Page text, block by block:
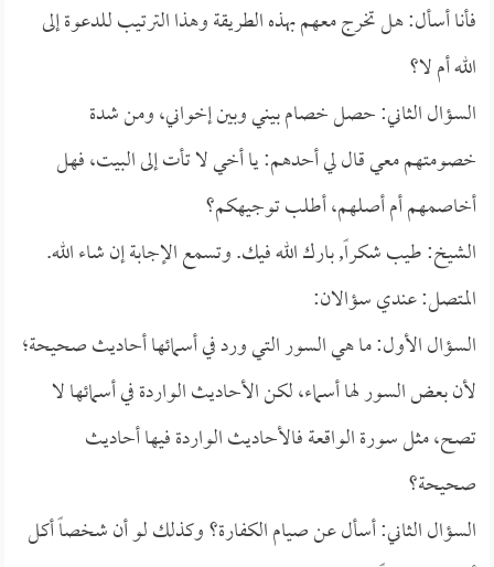
فأنا أسأل: هل تخرج معهم بهذه الطريقة وهذا الترتيب للدعوة إلى
الله أم لا؟
السؤال الثاني: حصل خصام بيني وبين إخواني، ومن شدة
خصومتهم معي قال لي أحدهم: يا أخي لا تأت إلى البيت، فهل
أخاصمهم أم أصلهم، أطلب توجيهكم؟
الشيخ: طيب شكراً, بارك الله فيك. وتسمع الإجابة إن شاء الله.
المتصل: عندي سؤالان:
السؤال الأول: ما هي السور التي ورد في أسمائها أحاديث صحيحة؛
لأن بعض السور لها أسماء، لكن الأحاديث الواردة في أسمائها لا
تصح، مثل سورة الواقعة فالأحاديث الواردة فيها أحاديث
صحيحة؟
السؤال الثاني: أسأل عن صيام الكفارة؟ وكذلك لو أن شخصاً أكل